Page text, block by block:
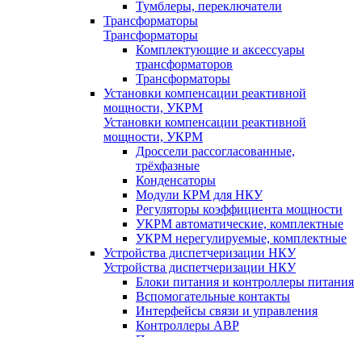
Тумблеры, переключатели
Трансформаторы
Трансформаторы
Комплектующие и аксессуары
трансформаторов
Трансформаторы
Установки компенсации реактивной
мощности, УКРМ
Установки компенсации реактивной
мощности, УКРМ
Дроссели рассогласованные,
трёхфазные
Конденсаторы
Модули КРМ для НКУ
Регуляторы коэффициента мощности
УКРМ автоматические, комплектные
УКРМ нерегулируемые, комплектные
Устройства диспетчеризации НКУ
Устройства диспетчеризации НКУ
Блоки питания и контроллеры питания
Вспомогательные контакты
Интерфейсы связи и управления
Контроллеры АВР